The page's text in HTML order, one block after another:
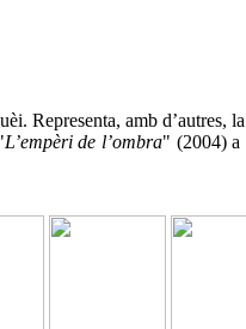
Representa, amb
L’empèri de l’ombra" (2004) a